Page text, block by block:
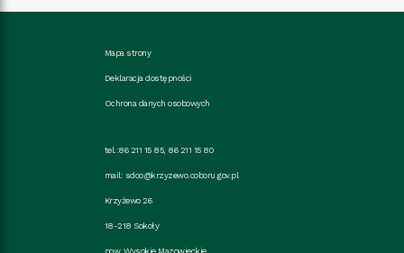
Mapa strony
Deklaracja dostępności
Ochrona danych osobowych
tel.:86 211 15 85, 86 211 15 80
mail: sdoo@krzyzewo.coboru.gov.pl
Krzyżewo 26
18-218 Sokoły
pow. Wysokie Mazowieckie